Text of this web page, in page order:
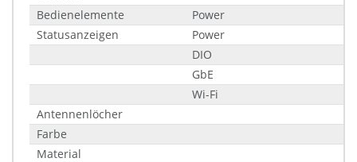
Bedienelemente
Power
Statusanzeigen
Power
DIO
GbE
Wi-Fi
Antennenlöcher
Farbe
Material